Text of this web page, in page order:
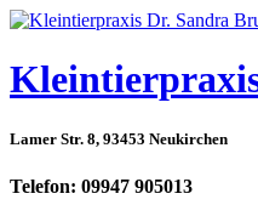
Lamer Str. 8, 93453 Neukirchen
Telefon: 09947 905013